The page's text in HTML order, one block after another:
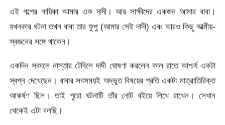
এই গল্পের নায়িকা আমার এক দাদী। আর সাক্ষীদের একজন আমার বাবা।
যখনকার ঘটনা তখন বাবা তার ফুপু (আমার সেই দাদী) এবং আরও কিছু আত্মীয়-
স্বজনের সঙ্গে থাকেন।
একদিন সকালে নাস্তার টেবিলে দাদী ঘোষণা করলেন কাল রাতে আশ্চর্য একটা
স্বপ্ন দেখেছেন। বাবার সবসময়ই অদ্ভুত বিষয়ের প্রতি একটা মাত্রাতিরিক্ত
আকর্ষণ ছিল। তাই পুরো ঘটনাটি তাঁর নোট বইয়ে লিখে রাখেন। সেখান
থেকেই এটা বলছি।